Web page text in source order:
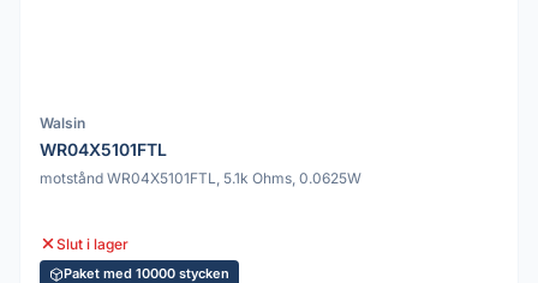
Walsin
WR04X5101FTL
motstånd WR04X5101FTL, 5.1k Ohms, 0.0625W
Slut i lager
Paket med 10000 stycken